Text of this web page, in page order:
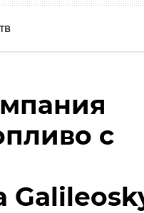
ТВ
с